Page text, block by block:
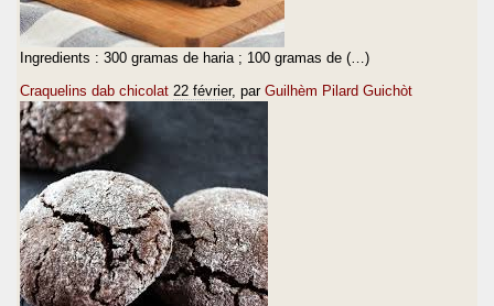
Ingredients : 300 gramas de haria ; 100 gramas de (…)
Craquelins dab chicolat 22 février, par Guilhèm Pilard Guichòt